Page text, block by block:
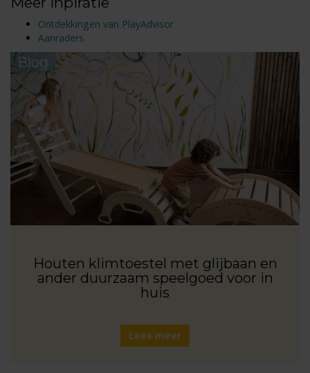
Ontdekkingen van PlayAdvisor
Aanraders
Blog
Houten klimtoestel met glijbaan en
ander duurzaam speelgoed voor in
huis
Lees meer